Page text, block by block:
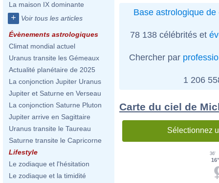
La maison IX dominante
+ Voir tous les articles
Évènements astrologiques
Climat mondial actuel
Uranus transite les Gémeaux
Actualité planétaire de 2025
La conjonction Jupiter Uranus
Jupiter et Saturne en Verseau
La conjonction Saturne Pluton
Jupiter arrive en Sagittaire
Uranus transite le Taureau
Saturne transite le Capricorne
Lifestyle
Le zodiaque et l'hésitation
Le zodiaque et la timidité
Base astrologique de
78 138 célébrités et
Chercher par
1 206
Carte du ciel de
Sélectionnez
16°
36'